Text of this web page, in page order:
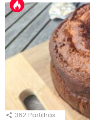
362 Partilhas